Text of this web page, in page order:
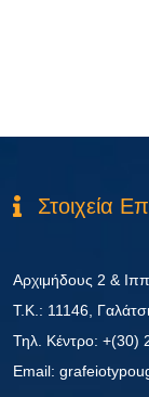
Στοιχεία
Αρχιμήδους 2 &
Τ.Κ.: 11146, Γαλάτσι
Τηλ. Κέντρο: +(30)
Εmail: